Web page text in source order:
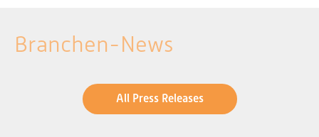
Branchen-News
All Press Releases